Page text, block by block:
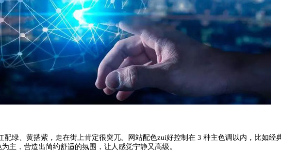
绿、黄搭紫，走在街上肯定很突兀。网站配色zui好控制在 3 种主色调以内，比如经
主，营造出简约舒适的氛围，让人感觉宁静又高级。